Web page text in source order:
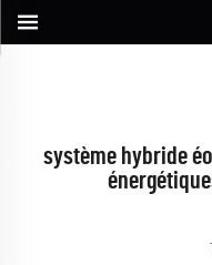
système hybride